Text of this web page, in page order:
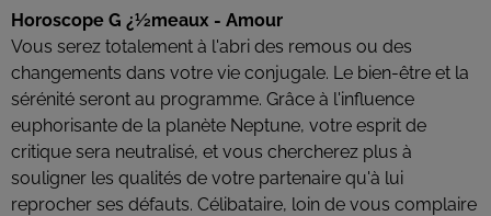
Horoscope G ¿½meaux - Amour
Vous serez totalement à l'abri des remous ou des
changements dans votre vie conjugale. Le bien-être et la
sérénité seront au programme. Grâce à l'influence
euphorisante de la planète Neptune, votre esprit de
critique sera neutralisé, et vous chercherez plus à
souligner les qualités de votre partenaire qu'à lui
reprocher ses défauts. Célibataire, loin de vous complaire